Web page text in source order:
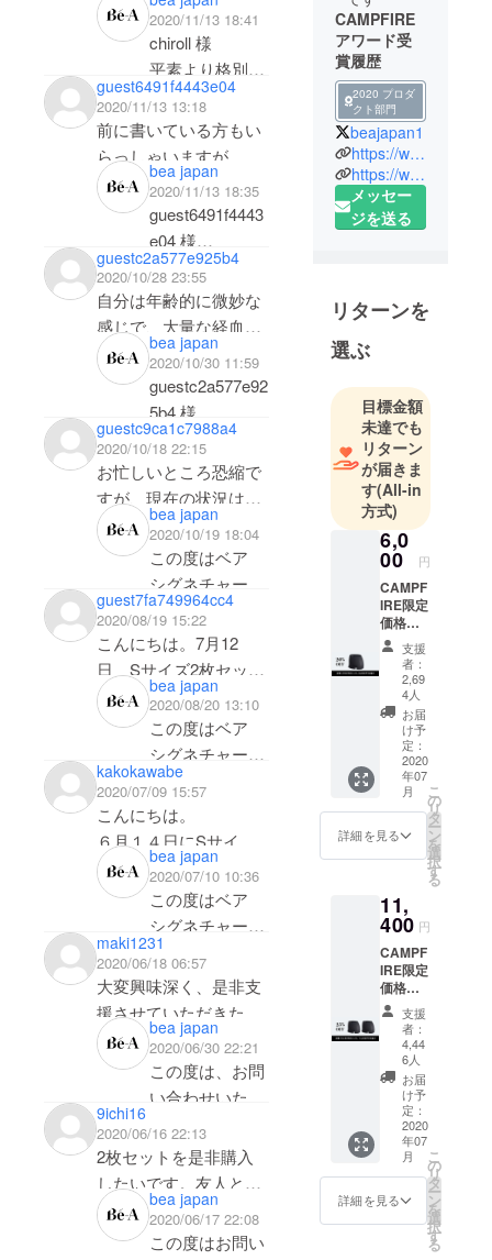
が・・・昨日残念なが
ら伝え漏れしまいまし
た。それも大量に。２
日目で尚且つ外での仕
事で替えるタイミング
もなさそうなので、ロ
ングタイプのナプキン
とタンポンも併用した
上でしたのでショック
が隠しきれません。幸
い黒いパンツを履いて
いたので周囲にはバレ
ませんでしたが、座っ
たところは軒並み汚れ
てしまったので後始末
が大変でした。しかも
結構早い段階（４時間
後辺り）から漏れてい
たように感じます。逆
にナプキンはしない方
がよかったのでしょう
2020/11/13 18:41
chiroll 様
平素より格別の
ご愛顧を賜り厚
く御礼申し上げ
ます。
Be-A Japan で
ございます。
この度はベア
シグネチャー
ショーツにご支
援賜りまして誠
にありがとうご
ざいます。お試
しいただいてお
りますこと御礼
申し上げます。
しかしながら、
3度目のご使用
時に、経血が漏
れ、残念なお気
持ちにさせてし
まい申し訳ござ
いません。外で
のお仕事中の出
来事とお伺い
し、お召し物に
も座られた箇所
にも経血が漏
れ、お掃除など
ご奔走いただき
ましたことを想
像し、大変心苦
しく存じまし
た。心よりお詫
び申し上げま
す。
大変恐縮ではご
ざいますが、詳
しくご状況をお
伺いさせていた
だきたく、
お客様のご支援
いただいた際の
お名前と支援ID
をご教示いただ
guest6491f4443e04
2020/11/13 13:18
前に書いている方もい
らっしゃいますが、私
も娘も伝い漏れしまし
た。
しかもそんな長時間で
もないのに···。
今はナプキンやタンポ
ンを付けサニタリー
ショーツを履き上から
こちらを履いていま
bea japan
2020/11/13 18:35
guest6491f4443
e04 様
平素より格別の
ご愛顧を賜り厚
く御礼申し上げ
ます。
Be-A Japan で
ございます。
この度はベア
シグネチャー
ショーツにご支
援賜りまして誠
にありがとうご
ざいます。お嬢
様とご一緒にお
試しいただきま
したとのこと御
礼申し上げま
す。しかしなが
ら、お二方とも
に経血が漏れ、
残念なお気持ち
にさせてしまい
申し訳ございま
せん。また、
ショーツを重ね
てお穿きいただ
くなど工夫を凝
らしていただい
ておりますこ
と、重ねてお詫
び申し上げま
す。
ざいますが、詳
しくご状況をお
伺いさせていた
だきたく、お客
様のご支援いた
guestc2a577e925b4
2020/10/28 23:55
自分は年齢的に微妙な
感じで、大量な経血は
最近無いのですが、
時々微妙な感じの血液
や汗や尿その他で下着
を汚したくないので、
下着用シート等いつも
着けてました。
又、この下着は抗菌防
臭も期待出来るよう
で、血液以外でも尿漏
れの心配や汗が椅子に
染みるのも不安で、試
したくなりました。
現物を見た時は、夏場
は暑くないかな？とい
うのと予想よりゴワゴ
ワしそうで、暫く使用
しなかったのですが、
秋になり最近はいてみ
ました。
いざ、使ってみたらと
ても気に入りました。
生理でなくても頻繁に
はいてます。パンティ
ライナーも必要なく、
汗や尿漏れやその他も
気にならなくなりまし
た。
キツめなのかな？と
思ってたけど、はいた
ら程良いフィット感。
洗濯してもすぐ乾く
し。
自分は大量生理とは
bea japan
2020/10/30 11:59
guestc2a577e92
5b4 様
平素より格別の
ご愛顧を賜り厚
く御礼申し上げ
ます。
Be-A Japan で
ございます。
この度はベア
シグネチャー
ショーツをご支
援賜り誠にあり
がとうございま
す。
お試しいただ
き、お気に召し
ていただけまし
たとのお言葉を
いただき大変嬉
しく存じま
す。
ベア シグネ
チャー ショー
ツは、経血だけ
でなくおりもの
等が気になる際
にもご使用をお
すすめしており
ますので、ご安
心いただけます
と幸いです。
guestc9ca1c7988a4
2020/10/18 22:15
お忙しいところ恐縮で
すが、現在の状況はい
かだでしょうか？
いまだにと届いており
ません。状況だけでも
お知らせください。
bea japan
2020/10/19 18:04
この度はベア
シグネチャー
ショーツにご支
援賜りまして誠
にありがとうご
ざいます。
リターン品のお
届けまでに時間
を要しておりま
して大変申し訳
ございません。
ご支援の際にご
登録いただきま
した、「お名
前」「お電話番
号」「支援ID」
の3点を
「info@withbe-
a.com」宛にお
送りくださいま
たします。
ご連絡をいただ
き次第、すみや
かに発送状況を
お調べし、ご連
guest7fa749964cc4
2020/08/19 15:22
こんにちは。7月12
日 Sサイズ2枚セット
を孫用に支援いたしま
した。
7月21日より順次お送
りとの事。お忙しいと
は存じますがまだ届い
ておりませんので
ご連絡をいたしまし
た。
bea japan
2020/08/20 13:10
この度はベア
シグネチャー
ショーツにご支
援賜りまして誠
にありがとうご
ざいます。
リターン品のお
届けまでにお時
間を要しており
ますこと、深く
お詫び申し上げ
ます。
想定を大きく超
えるご反響をい
ただきましたた
め、生産ライン
を拡大し、日々
急ぎ努めている
状況でございま
kakokawabe
2020/07/09 15:57
こんにちは。
６月１４日にSサイズ3
枚セットを支援させた
いただきました。
その際に、登録アドレ
スを間違えてしまい返
信が届かない状態で
す。
自分の注文が通ってい
るかも心配で、その辺
りをクリアにするには
どのようにしたら良い
でしょうか？
CAMPFIREのログイン
アドレスは使用可能な
ものに変更してありま
す。
bea japan
2020/07/10 10:36
この度はベア
シグネチャー
ショーツにご支
援賜りまして、
誠にありがとう
ございます。
ご支援ください
らず、ご迷惑を
お掛け致しまし
て大変申し訳ご
ざいません。
ご支援の状況を
maki1231
2020/06/18 06:57
大変興味深く、是非支
援させていただきたい
のですが、私のサイズ
が105cm+2~3cmあり
LLではたして入るのか
不安です。生地は伸び
ますか？今後大きなサ
イズを開発する予定が
具体的に決まっていま
すか？応援していま
す。今後のプロジェク
bea japan
2020/06/30 22:21
この度は、お問
い合わせいただ
きありがとうご
ざいます。
回答までに時間
を要しまして誠
に申し訳ござい
ませんでした。
9ichi16
2020/06/16 22:13
2枚セットを是非購入
したいです。友人と
シェアしたいので、M-
L1枚とL-LL1枚とサイズ
bea japan
2020/06/17 22:08
この度はお問い
CAMPFIRE
アワード受
賞履歴
2020 プロダ
クト部門
beajapan1
https://www.instagram.com/be_a.japan/
https://www.withbe-a.com
メッセー
ジを送る
リターンを
選ぶ
目標金額
未達でも
リターン
が届きま
す(All-in
方式)
6,0
00 円
CAMPF
IRE限定
価格【
20％OF
F・
ショー
ツ1枚
】 内容 |
Bé-A シ
グネ
チャー
ショー
ツ 1枚
＋ Bé-A
ウォッ
10g 定
価
7,590円
（税
込）の
とこ
ろ、
20%OF
6,000円
（税
込）に
てお届
けしま
す。 さ
らに、
汚れを
スッキ
支援
者：
2,69
4人
お届
け予
定：
2020
年07
月
詳細を見る
こ
の
リ
タ
ー
ン
を
選
択
す
る
11,
400 円
CAMPF
IRE限定
価格【
25％OF
F・
ショー
ツ2枚
】 内容 |
Bé-A シ
グネ
チャー
ショー
ツ 2枚
＋ Bé-A
ウォッ
支援
者：
4,44
6人
お届
け予
定：
2020
年07
月
詳細を見る
こ
の
リ
タ
ー
ン
を
選
択
す
る